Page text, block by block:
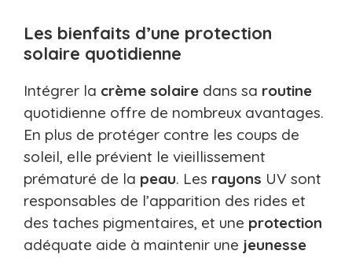
Les bienfaits d’une protection
solaire quotidienne
Intégrer la crème solaire dans sa routine
quotidienne offre de nombreux avantages.
En plus de protéger contre les coups de
soleil, elle prévient le vieillissement
prématuré de la peau. Les rayons UV sont
responsables de l’apparition des rides et
des taches pigmentaires, et une protection
adéquate aide à maintenir une jeunesse